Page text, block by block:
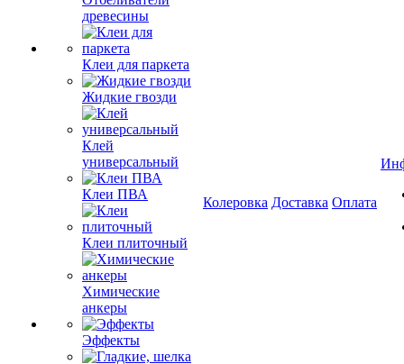
древесины
Клеи для паркета
Жидкие гвозди
Клей
универсальный
Клеи ПВА
Клеи плиточный
Химические
анкеры
Эффекты
Колеровка Доставка Оплата